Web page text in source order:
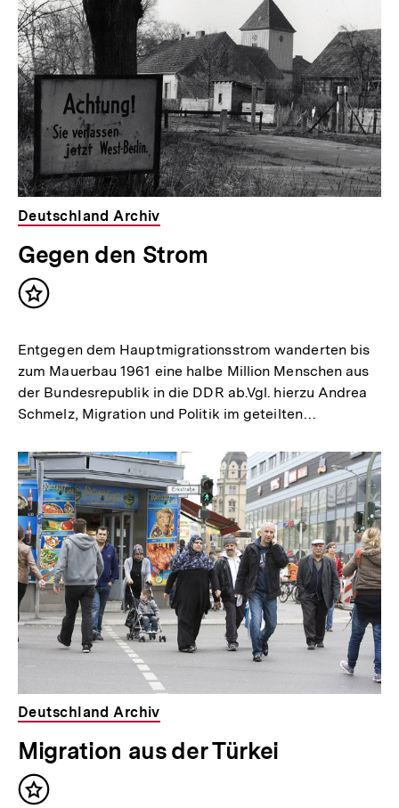
Deutschland Archiv
Gegen den Strom
Inhalt
Entgegen dem Hauptmigrationsstrom wanderten bis
zum Mauerbau 1961 eine halbe Million Menschen aus
der Bundesrepublik in die DDR ab.Vgl. hierzu Andrea
Schmelz, Migration und Politik im geteilten…
Deutschland Archiv
Migration aus der Türkei
Inhalt